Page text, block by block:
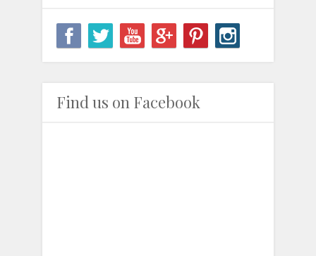
dipercayai sebagai taktik mengaburi pihak berkuasa, sebelum
"Kedua-duanya dibawa ke Balai Polis Jitra untuk laporan
Find us on Facebook